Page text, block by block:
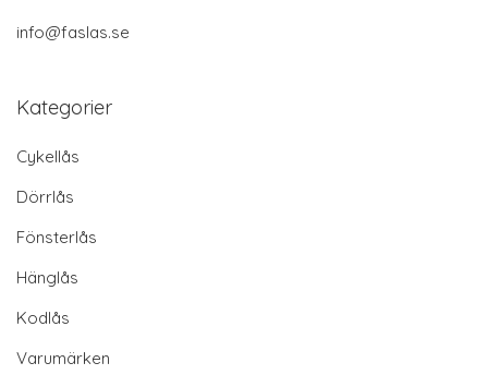
info@faslas.se
Kategorier
Cykellås
Dörrlås
Fönsterlås
Hänglås
Kodlås
Varumärken